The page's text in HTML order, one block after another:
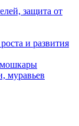
защита от
и развития
мошкары
муравьев